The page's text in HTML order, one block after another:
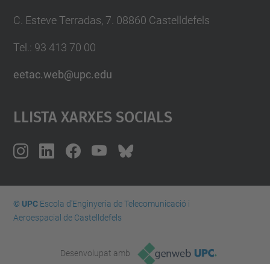
C. Esteve Terradas, 7. 08860 Castelldefels
Tel.: 93 413 70 00
eetac.web@upc.edu
Llista Xarxes Socials
© UPCEscola d'Enginyeria de Telecomunicació i
Aeroespacial de Castelldefels
Desenvolupat amb